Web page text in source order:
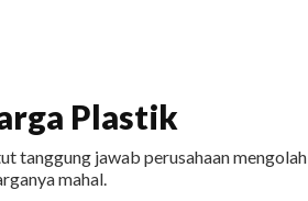
Plastik
tanggung jawab perusahaan mengolah
mahal.